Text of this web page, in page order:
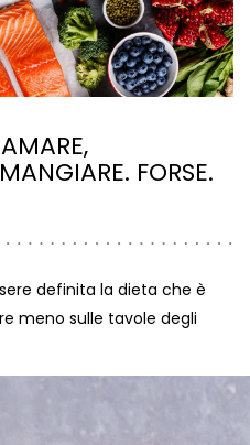
FORSE.
definita la dieta che è
meno sulle tavole degli